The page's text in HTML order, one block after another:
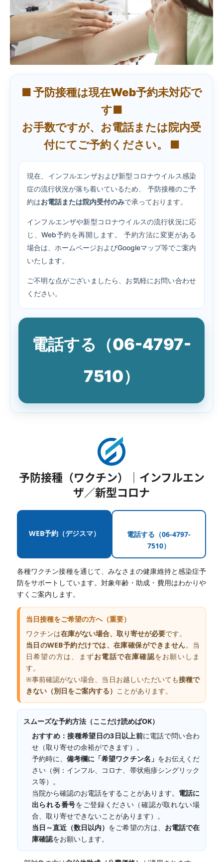
■ 予防接種は現在Web予約未対応で
す■
お手数ですが、お電話または院内受
付にてご予約ください。 ■
現在、インフルエンザおよび新型コロナウイルス感染
症の流行状況が落ち着いているため、 予防接種のご予
約はお電話または院内受付のみで承っております。
インフルエンザや新型コロナウイルスの流行状況に応
じ、Web予約を再開します。 予約方法に変更がある
場合は、ホームページおよびGoogleマップ等でご案内
いたします。
ご不明な点がございましたら、お気軽にお問い合わせ
ください。
電話する（06-4797-
7510）
予防接種（ワクチン）｜インフルエン
ザ／新型コロナ
WEB予約（デジスマ）
電話する（06-4797-
7510）
各種ワクチン接種を通じて、みなさまの健康維持と感染症予
防をサポートしています。対象年齢・助成・費用はわかりや
すくご案内します。
当日接種をご希望の方へ（重要）
ワクチンは在庫がない場合、取り寄せが必要です。
当日のWEB予約だけでは、在庫確保ができません。当
日希望の方は、まずお電話で在庫確認をお願いしま
す。
※事前確認がない場合、当日お越しいただいても接種で
きない（別日をご案内する） ことがあります。
スムーズな予約方法（ここだけ読めばOK）
おすすめ：接種希望日の3日以上前に電話で問い合わ
せ（取り寄せの余裕ができます）。
予約時に、備考欄に「希望ワクチン名」 をお伝えくだ
さい（例：インフル、コロナ、帯状疱疹シングリック
ス等）。
当院から確認のお電話をすることがあります。 電話に
出られる番号をご登録ください（確認が取れない場
合、取り寄せできないことがあります）。
当日～直近（数日以内） をご希望の方は、 お電話で在
庫確認をお願いします。